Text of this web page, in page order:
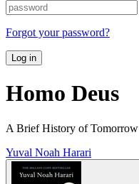
Forgot your password?
Log in
Homo Deus
A Brief History of Tomorrow
Yuval Noah Harari